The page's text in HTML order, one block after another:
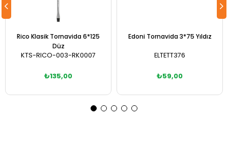
Rico Klasik Tornavida 6*125
Düz
KTS-RICO-003-RK0007
₺135,00
Edoni Tornavida 3*75 Yıldız
ELTETT376
₺59,00